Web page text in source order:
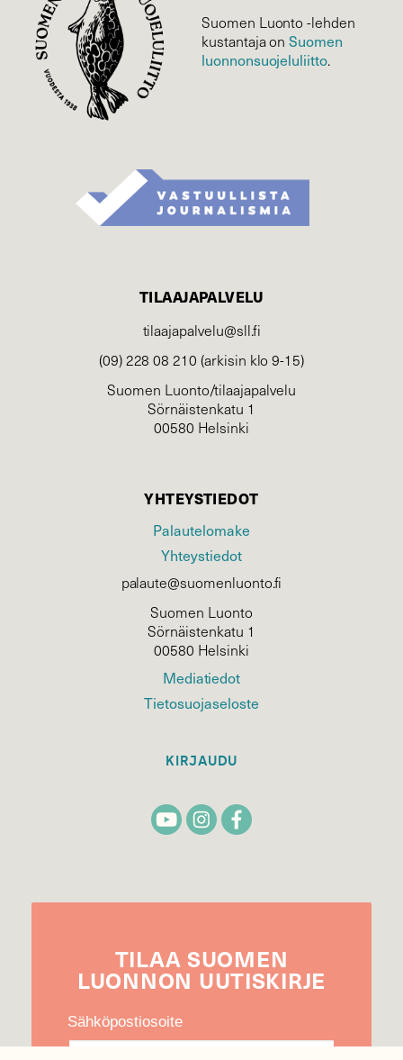
Suomen Luonto -lehden
kustantaja onSuomen
luonnonsuojelu­liitto.
TILAAJAPALVELU
tilaajapalvelu@sll.fi
(09) 228 08 210 (arkisin klo 9-15)
Suomen Luonto/tilaajapalvelu
Sörnäistenkatu 1
00580 Helsinki
YHTEYSTIEDOT
Palautelomake
Yhteystiedot
palaute@suomenluonto.fi
Suomen Luonto
Sörnäistenkatu 1
00580 Helsinki
Mediatiedot
Tietosuojaseloste
KIRJAUDU
TILAA SUOMEN
LUONNON UUTIS­KIRJE
Sähköpostiosoite